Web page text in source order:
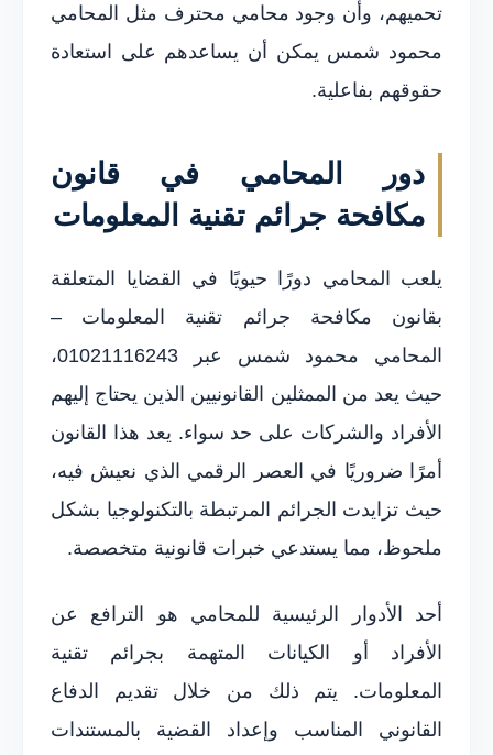
تحميهم، وأن وجود محامي محترف مثل المحامي
محمود شمس يمكن أن يساعدهم على استعادة
حقوقهم بفاعلية.
دور المحامي في قانون
مكافحة جرائم تقنية المعلومات
يلعب المحامي دورًا حيويًا في القضايا المتعلقة
بقانون مكافحة جرائم تقنية المعلومات –
المحامي محمود شمس عبر 01021116243،
حيث يعد من الممثلين القانونيين الذين يحتاج إليهم
الأفراد والشركات على حد سواء. يعد هذا القانون
أمرًا ضروريًا في العصر الرقمي الذي نعيش فيه،
حيث تزايدت الجرائم المرتبطة بالتكنولوجيا بشكل
ملحوظ، مما يستدعي خبرات قانونية متخصصة.
أحد الأدوار الرئيسية للمحامي هو الترافع عن
الأفراد أو الكيانات المتهمة بجرائم تقنية
المعلومات. يتم ذلك من خلال تقديم الدفاع
القانوني المناسب وإعداد القضية بالمستندات